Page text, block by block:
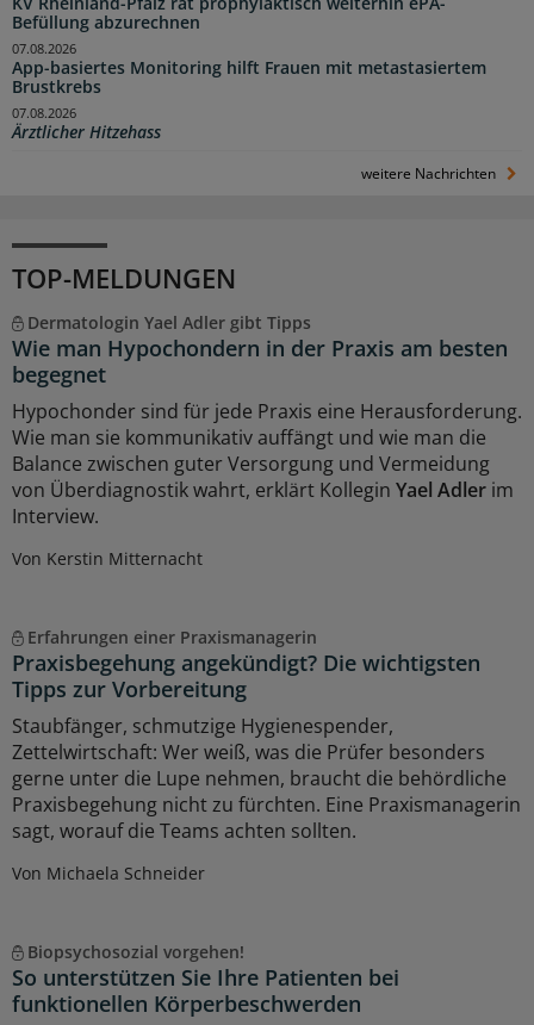
Befüllung abzurechnen
App-basiertes Monitoring hilft Frauen mit metastasiertem
Brustkrebs
07.08.2026
Ärztlicher Hitzehass
07.08.2026
weitere Nachrichten
TOP-MELDUNGEN
Dermatologin Yael Adler gibt Tipps
Wie man Hypochondern in der Praxis am besten
begegnet
Hypochonder sind für jede Praxis eine Herausforderung.
Wie man sie kommunikativ auffängt und wie man die
Balance zwischen guter Versorgung und Vermeidung
von Überdiagnostik wahrt, erklärt Kollegin Yael Adler im
Interview.
Von Kerstin Mitternacht
Erfahrungen einer Praxismanagerin
Praxisbegehung angekündigt? Die wichtigsten
Tipps zur Vorbereitung
Staubfänger, schmutzige Hygienespender,
Zettelwirtschaft: Wer weiß, was die Prüfer besonders
gerne unter die Lupe nehmen, braucht die behördliche
Praxisbegehung nicht zu fürchten. Eine Praxismanagerin
sagt, worauf die Teams achten sollten.
Von Michaela Schneider
Biopsychosozial vorgehen!
So unterstützen Sie Ihre Patienten bei
funktionellen Körperbeschwerden